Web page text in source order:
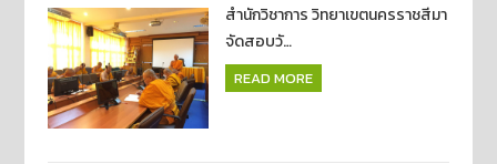
สำนักวิชาการ วิทยาเขตนครราชสีมา
จัดสอบวั…
READ MORE